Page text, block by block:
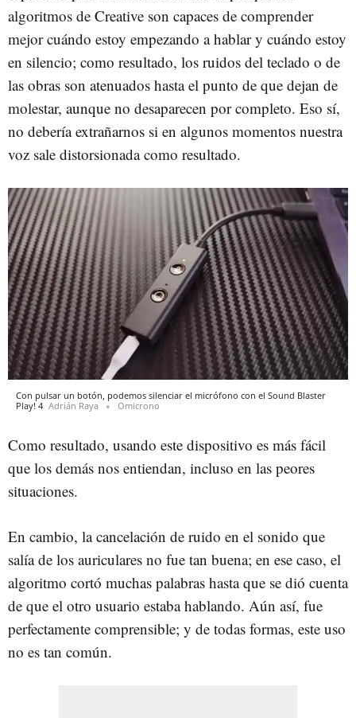
algoritmos de Creative son capaces de comprender
mejor cuándo estoy empezando a hablar y cuándo estoy
en silencio; como resultado, los ruidos del teclado o de
las obras son atenuados hasta el punto de que dejan de
molestar, aunque no desaparecen por completo. Eso sí,
no debería extrañarnos si en algunos momentos nuestra
voz sale distorsionada como resultado.
Con pulsar un botón, podemos silenciar el micrófono con el Sound Blaster
Play! 4 Adrián Raya Omicrono
Como resultado, usando este dispositivo es más fácil
que los demás nos entiendan, incluso en las peores
situaciones.
En cambio, la cancelación de ruido en el sonido que
salía de los auriculares no fue tan buena; en ese caso, el
algoritmo cortó muchas palabras hasta que se dió cuenta
de que el otro usuario estaba hablando. Aún así, fue
perfectamente comprensible; y de todas formas, este uso
no es tan común.